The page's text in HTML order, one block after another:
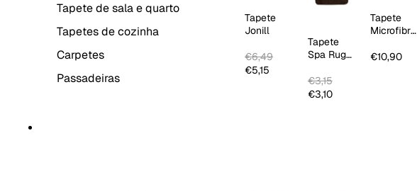
Tapete de sala e quarto
Tapetes de cozinha
Carpetes
Passadeiras
Tapete
Jonill
€6,49
€5,15
Tapete
Spa Rug
€3,15
€3,10
Tapete
Microfibre
€10,90